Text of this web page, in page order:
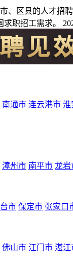
、区县的人才
职招工需求。
南通市 连云港市 淮
漳州市 南平市 龙岩
市 保定市 张家口
佛山市 江门市 湛江